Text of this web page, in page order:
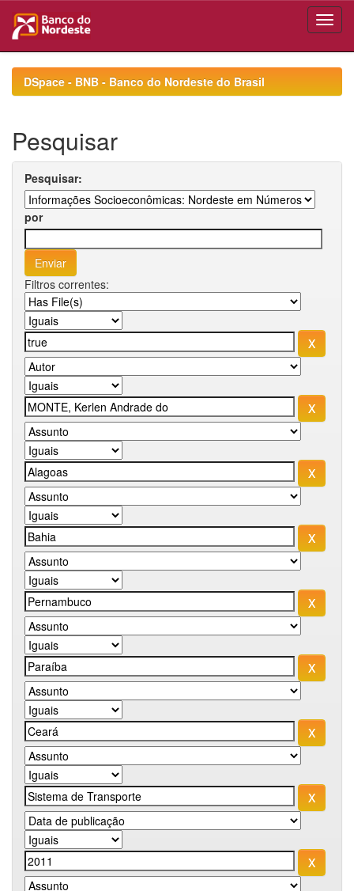
navigationDSpace - BNB - Banco do Nordeste do Brasil
Pesquisar
Pesquisar:
por
Filtros correntes: